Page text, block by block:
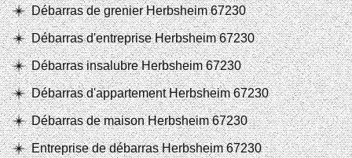
Débarras de grenier Herbsheim 67230
Débarras d'entreprise Herbsheim 67230
Débarras insalubre Herbsheim 67230
Débarras d'appartement Herbsheim 67230
Débarras de maison Herbsheim 67230
Entreprise de débarras Herbsheim 67230